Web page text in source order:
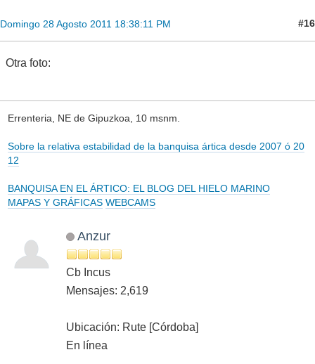
Domingo 28 Agosto 2011 18:38:11 PM #16
Otra foto:
Errenteria, NE de Gipuzkoa, 10 msnm.
Sobre la relativa estabilidad de la banquisa ártica desde 2007 ó 20
12
BANQUISA EN EL ÁRTICO: EL BLOG DEL HIELO MARINO
MAPAS Y GRÁFICAS WEBCAMS
Anzur
Cb Incus
Mensajes: 2,619
Ubicación: Rute [Córdoba]
En línea